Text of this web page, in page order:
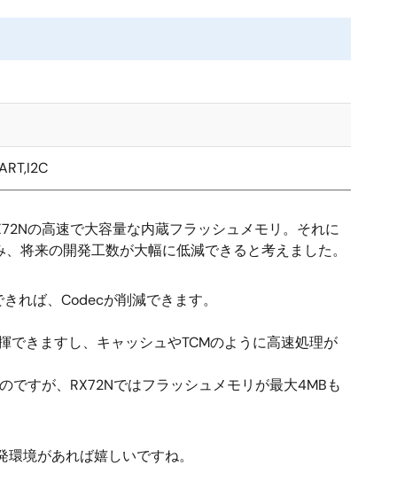
の高速で大容量な内蔵フラッシュメモリ。それに
将来の開発工数が大幅に低減できると考えました。
れば、Codecが削減できます。
できますし、キャッシュやTCMのように高速処理が
ですが、RX72Nではフラッシュメモリが最大4MBも
境があれば嬉しいですね。